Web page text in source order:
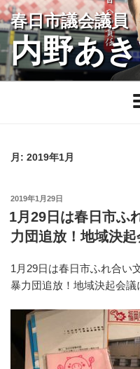
コ
ン
ツ
春日市議会議員
内野あ
月: 2019年1月
投
稿
日:
2019年1月29日
1月29日は春日市ふ
力団追放！地域決
1月29日は春日市ふれ合い
暴力団追放！地域決起会議